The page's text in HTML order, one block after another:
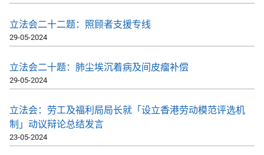
立法会二十二题：照顾者支援专线
29-05-2024
立法会二十题：肺尘埃沉着病及间皮瘤补偿
29-05-2024
立法会：劳工及福利局局长就「设立香港劳动模范评选机
制」动议辩论总结发言
23-05-2024